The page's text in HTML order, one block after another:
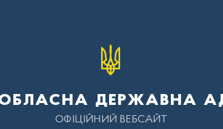
державна
ОФІЦІЙНИЙ ВЕБСАЙТ